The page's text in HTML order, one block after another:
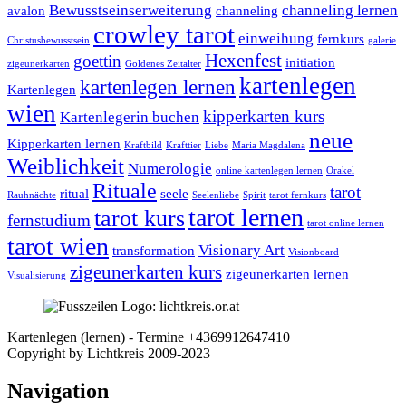
avalon Bewusstseinserweiterung channeling channeling lernen
Christusbewusstsein crowley tarot einweihung fernkurs galerie
zigeunerkarten goettin Goldenes Zeitalter Hexenfest initiation
Kartenlegen kartenlegen lernen kartenlegen
wien Kartenlegerin buchen kipperkarten kurs
Kipperkarten lernen Kraftbild Krafttier Liebe Maria Magdalena neue
Weiblichkeit Numerologie online kartenlegen lernen Orakel
Rauhnächte ritual Rituale seele Seelenliebe Spirit tarot fernkurs tarot
fernstudium tarot kurstarot lernen tarot online lernen
tarot wien transformation Visionary Art Visionboard
Visualisierung zigeunerkarten kurs zigeunerkarten lernen
Kartenlegen (lernen) - Termine +4369912647410
Facebook
Nach
Copyright by Lichtkreis 2009-2023
Navigation